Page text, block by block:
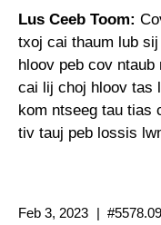
Lus Ceeb Toom:
txoj cai thaum lub
hloov peb cov
cai lij choj hloov tas
kom ntseeg tau tias
tiv tauj peb lossis
Feb 3, 2023 #5578.09